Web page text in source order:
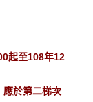
起至108年12
應於第二梯次